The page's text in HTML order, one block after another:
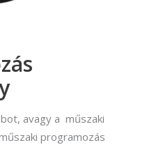
avagy a műszaki
programozás